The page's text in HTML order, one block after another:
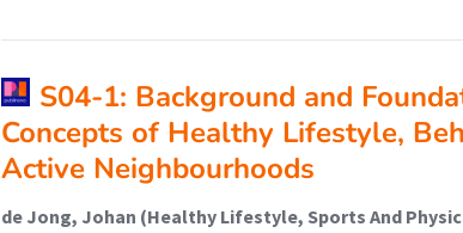
S04-1: Background and
Concepts of Healthy Lifestyle,
Active Neighbourhoods
de Jong, Johan (Healthy Lifestyle, Sports And